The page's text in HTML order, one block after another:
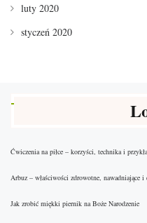
luty 2020
styczeń 2020
Ćwiczenia na piłce – korzyści, technika i
Arbuz – właściwości zdrowotne, nawadniające i
Jak zrobić miękki piernik na Boże Narodzenie